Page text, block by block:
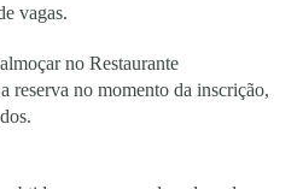
vagas.
no Restaurante
reserva no momento da inscrição,